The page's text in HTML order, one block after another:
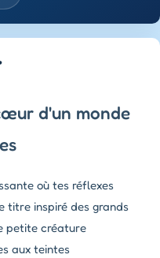
d'un monde
où tes réflexes
titre inspiré des grands
petite créature
aux teintes